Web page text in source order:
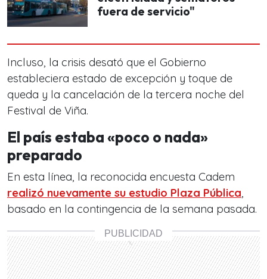
fuera de servicio"
Incluso, la crisis desató que el Gobierno
estableciera estado de excepción y toque de
queda y la cancelación de la tercera noche del
Festival de Viña.
El país estaba «poco o nada»
preparado
En esta línea, la reconocida encuesta Cadem
realizó nuevamente su estudio Plaza Pública,
basado en la contingencia de la semana pasada.